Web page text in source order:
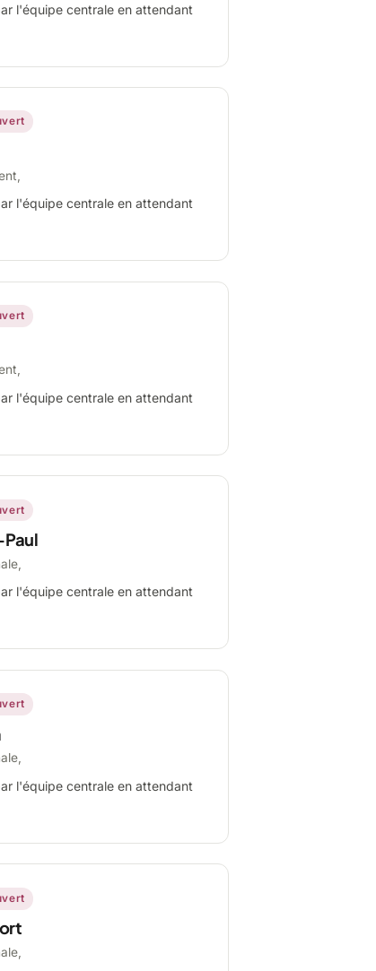
l'équipe centrale en attendant
l'équipe centrale en attendant
l'équipe centrale en attendant
l'équipe centrale en attendant
l'équipe centrale en attendant